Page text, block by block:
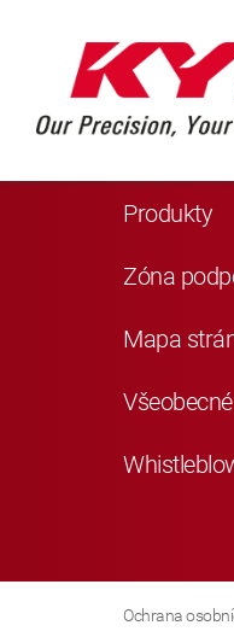
Produkty
Zóna
Mapa
Ochrana